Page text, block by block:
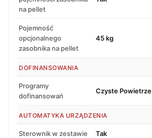
na pellet
Pojemność
opcjonalnego
zasobnika na pellet
45 kg
DOFINANSOWANIA
Programy
dofinansowań
Czyste Powietrze
AUTOMATYKA URZĄDZENIA
Sterownik w zestawie Tak